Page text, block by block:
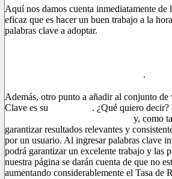
Aquí nos damos cuenta inmediatamente de
eficaz que es hacer un buen trabajo a la
palabras clave a adoptar.
.
Además, otro punto a añadir al conjunto de
Clave es su
. ¿Qué quiero decir?
y, como
garantizar resultados relevantes y
por un usuario. Al ingresar palabras clave
podrá garantizar un excelente trabajo y las
nuestra página se darán cuenta de que no
aumentando considerablemente el Tasa de